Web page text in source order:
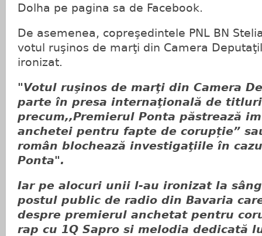
Dolha pe pagina sa de Facebook.
De asemenea, copreşedintele PNL BN
votul ruşinos de marţi din Camera
ironizat.
"Votul ruşinos de marţi din Camera
parte în presa internaţională de titluri
precum,,Premierul Ponta păstrează
anchetei pentru fapte de corupție”
român blochează investigaţiile în
Ponta".
Iar pe alocuri unii l-au ironizat la
postul public de radio din Bavaria
despre premierul anchetat pentru
rap cu 1Q Sapro si melodia dedicată